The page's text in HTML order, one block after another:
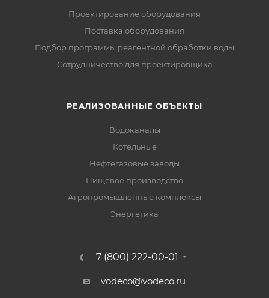
Проектирование оборудования
Поставка оборудования
Подбор программы реагентной обработки воды
Сотрудничество для проектировщика
РЕАЛИЗОВАННЫЕ ОБЪЕКТЫ
Водоканалы
Котельные
Нефтегазовые заводы
Пищевое производство
Агропромышленные комплексы
Энергетика
7 (800) 222-00-01
vodeco@vodeco.ru